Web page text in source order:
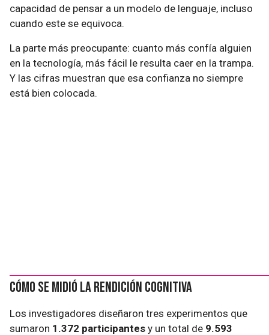
capacidad de pensar a un modelo de lenguaje, incluso
cuando este se equivoca.
La parte más preocupante: cuanto más confía alguien
en la tecnología, más fácil le resulta caer en la trampa.
Y las cifras muestran que esa confianza no siempre
está bien colocada.
Cómo se midió la rendición cognitiva
Los investigadores diseñaron tres experimentos que
sumaron 1.372 participantes y un total de 9.593